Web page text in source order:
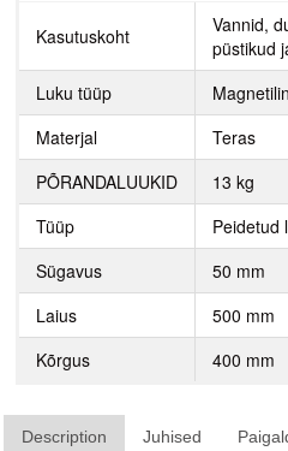
Kasutuskoht
Vannid,
püstikud
Luku tüüp
Materjal
Teras
PÕRANDALUUKID
13 kg
Tüüp
Peidetud
Sügavus
50 mm
Laius
500 mm
Kõrgus
400 mm
Description Juhised